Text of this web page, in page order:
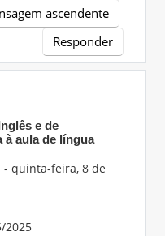
ascendente
Responder
Alves'
e de
à aula de língua
-quinta-feira, 8 de
2025